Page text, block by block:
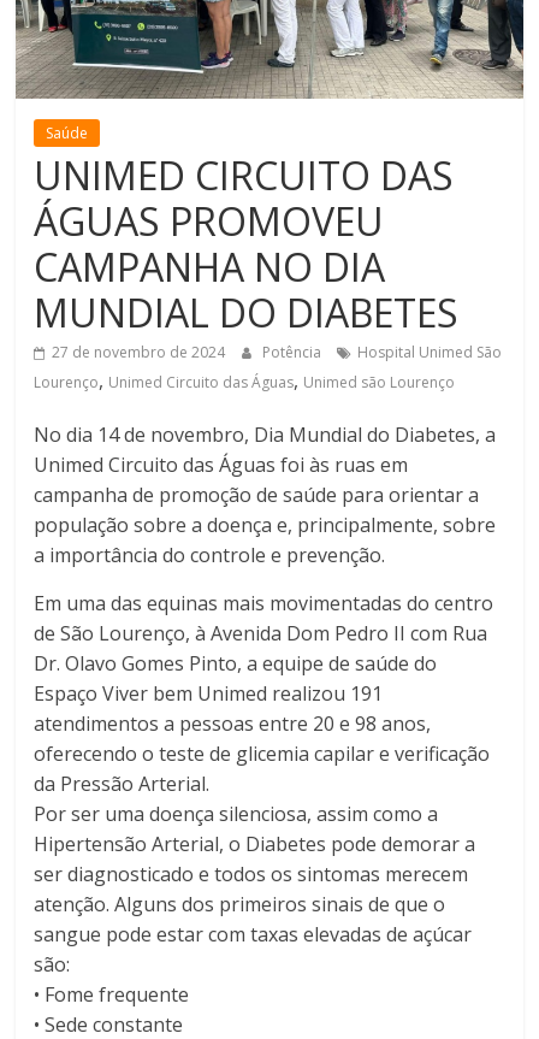
de
Minas
Saúde
UNIMED CIRCUITO DAS
ÁGUAS PROMOVEU
CAMPANHA NO DIA
MUNDIAL DO DIABETES
27 de novembro de 2024 Potência
Hospital Unimed São
Lourenço, Unimed Circuito das Águas, Unimed são Lourenço
No dia 14 de novembro, Dia Mundial do Diabetes, a
Unimed Circuito das Águas foi às ruas em
campanha de promoção de saúde para orientar a
população sobre a doença e, principalmente, sobre
a importância do controle e prevenção.
Em uma das equinas mais movimentadas do centro
de São Lourenço, à Avenida Dom Pedro II com Rua
Dr. Olavo Gomes Pinto, a equipe de saúde do
Espaço Viver bem Unimed realizou 191
atendimentos a pessoas entre 20 e 98 anos,
oferecendo o teste de glicemia capilar e verificação
da Pressão Arterial.
Por ser uma doença silenciosa, assim como a
Hipertensão Arterial, o Diabetes pode demorar a
ser diagnosticado e todos os sintomas merecem
atenção. Alguns dos primeiros sinais de que o
sangue pode estar com taxas elevadas de açúcar
são:
• Fome frequente
• Sede constante